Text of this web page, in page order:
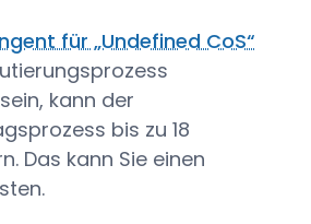
für „Undefined CoS“
kann der
bis zu 18
Das kann Sie einen